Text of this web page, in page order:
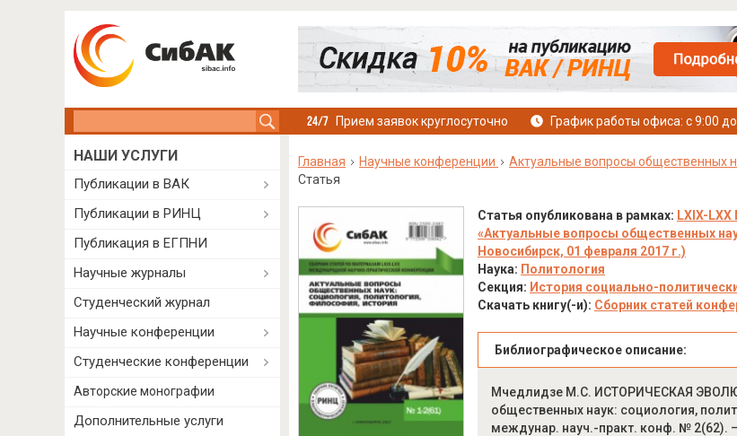
Прием заявок круглосуточно График работы офиса: с 9:00
Главная Научные конференции Актуальные вопросы общественных
Статья
Статья опубликована в рамках: LXIX-
«Актуальные вопросы общественных
Новосибирск, 01 февраля 2017 г.)
Наука: Политология
Секция: История социально-
Скачать книгу(-и): Сборник статей
Библиографическое описание:
Мчедлидзе М.С. ИСТОРИЧЕСКАЯ
общественных наук: социология,
междунар. науч.-практ. конф. № 2(62).
НАШИ УСЛУГИ
Публикации в ВАК
Публикации в РИНЦ
Публикация в ЕГПНИ
Научные журналы
Студенческий журнал
Научные конференции
Студенческие конференции
Авторские монографии
Дополнительные услуги